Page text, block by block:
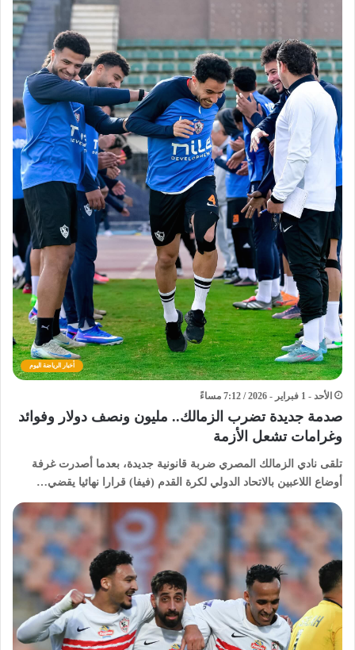
أخبار الرياضة اليوم
الأحد - 1 فبراير - 2026 / 7:12 مساءً
صدمة جديدة تضرب الزمالك.. مليون ونصف دولار وفوائد
وغرامات تشعل الأزمة
تلقى نادي الزمالك المصري ضربة قانونية جديدة، بعدما أصدرت غرفة
أوضاع اللاعبين بالاتحاد الدولي لكرة القدم (فيفا) قرارا نهائيا يقضي…